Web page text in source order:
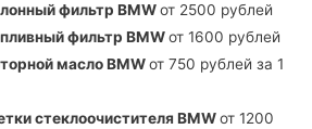
фильтр BMWот 2500 рублей
фильтр BMWот 1600 рублей
масло BMWот 750 рублей за 1
стеклоочистителя BMWот 1200